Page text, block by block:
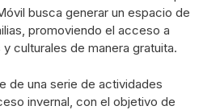
busca generar un espacio de
promoviendo el acceso a
culturales de manera gratuita.
de una serie de actividades
invernal, con el objetivo de